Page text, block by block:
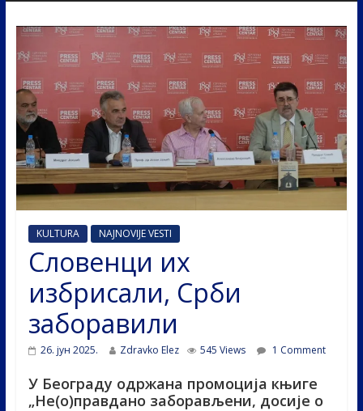
KULTURA NAJNOVIJE VESTI
Словенци их
избрисали, Срби
заборавили
26. јун 2025. Zdravko Elez 545 Views 1 Comment
У Београду одржана промоција књиге
„Не(о)правдано заборављени, досије о